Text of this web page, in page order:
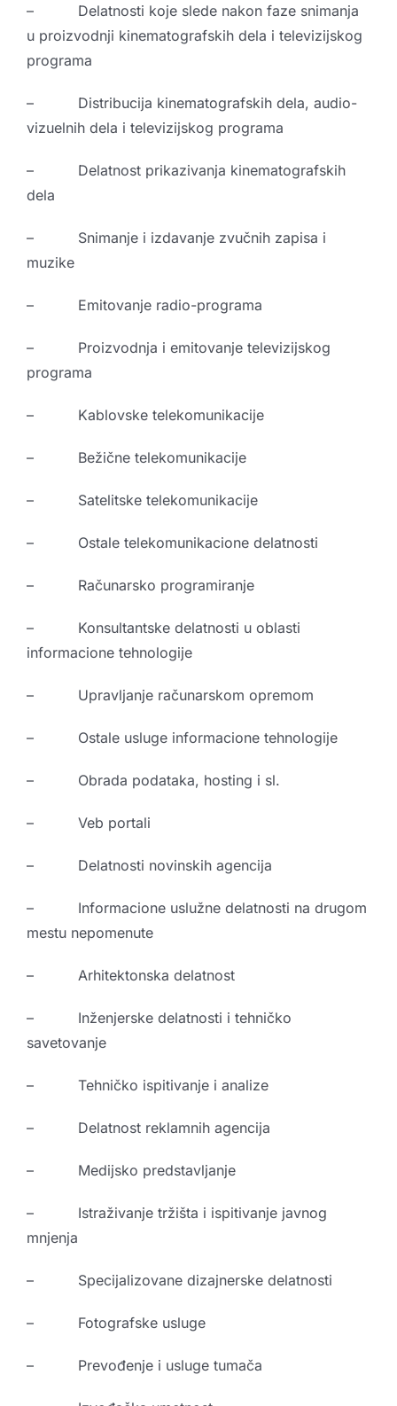
– Delatnosti koje slede nakon faze snimanja
u proizvodnji kinematografskih dela i televizijskog
programa
– Distribucija kinematografskih dela, audio-
vizuelnih dela i televizijskog programa
– Delatnost prikazivanja kinematografskih
dela
– Snimanje i izdavanje zvučnih zapisa i
muzike
– Emitovanje radio-programa
– Proizvodnja i emitovanje televizijskog
programa
– Kablovske telekomunikacije
– Bežične telekomunikacije
– Satelitske telekomunikacije
– Ostale telekomunikacione delatnosti
– Računarsko programiranje
– Konsultantske delatnosti u oblasti
informacione tehnologije
– Upravljanje računarskom opremom
– Ostale usluge informacione tehnologije
– Obrada podataka, hosting i sl.
– Veb portali
– Delatnosti novinskih agencija
– Informacione uslužne delatnosti na drugom
mestu nepomenute
– Arhitektonska delatnost
– Inženjerske delatnosti i tehničko
savetovanje
– Tehničko ispitivanje i analize
– Delatnost reklamnih agencija
– Medijsko predstavljanje
– Istraživanje tržišta i ispitivanje javnog
mnjenja
– Specijalizovane dizajnerske delatnosti
– Fotografske usluge
– Prevođenje i usluge tumača